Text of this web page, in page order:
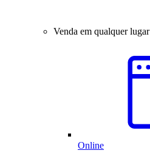
Venda em qualquer lugar
Online